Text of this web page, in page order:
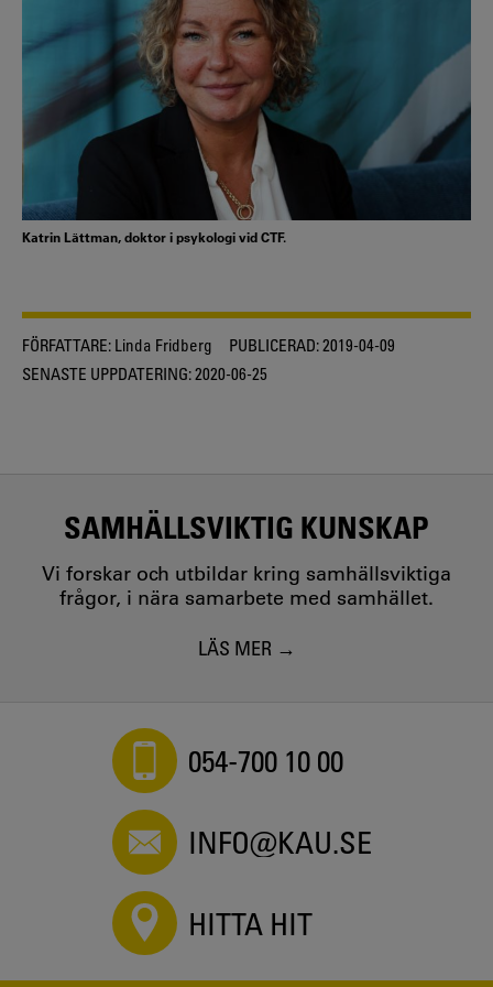
Katrin Lättman, doktor i psykologi vid CTF.
FÖRFATTARE: Linda Fridberg PUBLICERAD:2019-04-09
SENASTE UPPDATERING:2020-06-25
SAMHÄLLSVIKTIG KUNSKAP
Vi forskar och utbildar kring samhällsviktiga
frågor, i nära samarbete med samhället.
LÄS MER
054-700 10 00
INFO@KAU.SE
HITTA HIT